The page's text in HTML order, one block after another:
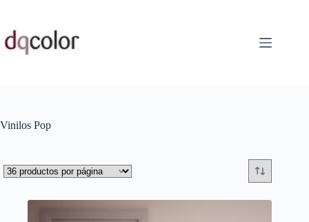
contenido
Vinilos Pop